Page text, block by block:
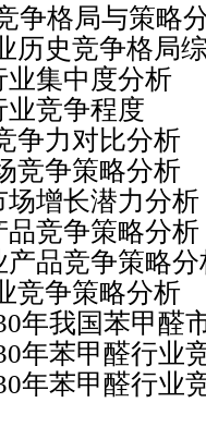
争格局与策略
史竞争格局
中度分析
争程度
力对比分析
争策略分析
长潜力分析
争策略分析
竞争策略分
争策略分析
国苯甲醛市
甲醛行业竞
甲醛行业竞